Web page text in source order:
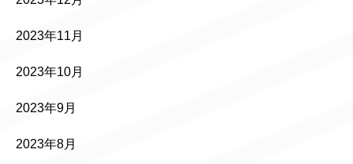
2023年11月
2023年10月
2023年9月
2023年8月